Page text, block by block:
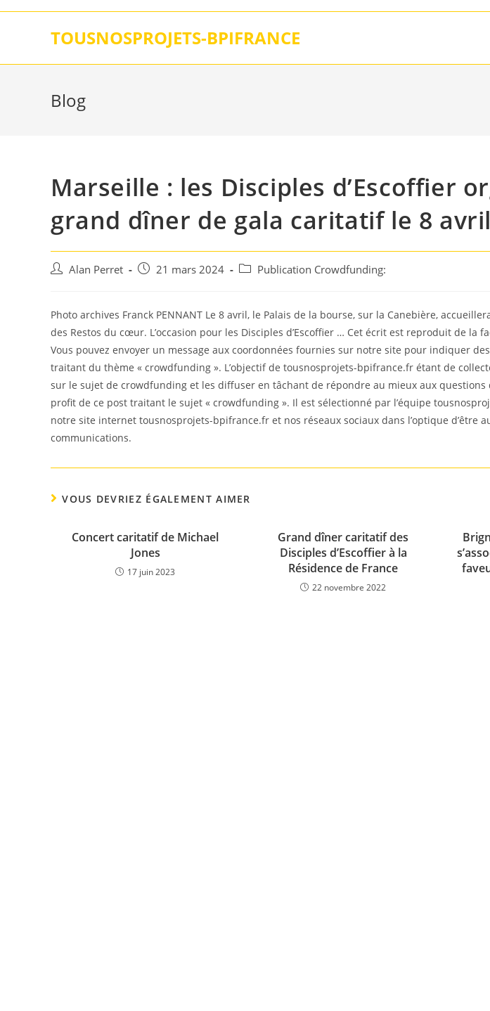
Skip
TOUSNOSPROJETS-BPIFRANCE
Blog
Marseille : les Disciples d’Escoffier
grand dîner de gala caritatif le 8 avril
Auteur/autrice
publication :
Alan Perret
Post 21 mars 2024
Post Publication Crowdfunding:
Photo archives Franck PENNANT Le 8 avril, le Palais de la bourse, sur la Canebière,
des Restos du cœur. L’occasion pour les Disciples d’Escoffier … Cet écrit est reproduit de la
Vous pouvez envoyer un message aux coordonnées fournies sur notre site pour indiquer
traitant du thème « crowdfunding ». L’objectif de tousnosprojets-bpifrance.fr étant de
sur le sujet de crowdfunding et les diffuser en tâchant de répondre au mieux aux
profit de ce post traitant le sujet « crowdfunding ». Il est sélectionné par l’équipe
notre site internet tousnosprojets-bpifrance.fr et nos réseaux sociaux dans l’optique d’être
communications.
VOUS DEVRIEZ ÉGALEMENT AIMER
Concert caritatif de Michael
Jones
17 juin 2023
Grand dîner caritatif des
Disciples d’Escoffier à la
Résidence de France
22 novembre 2022